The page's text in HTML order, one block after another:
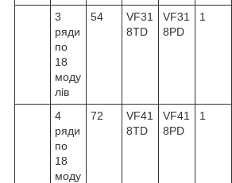
3
ряди
по
18
моду
лів
54
VF31
8TD
VF31
8PD
1
4
ряди
по
18
моду
72
VF41
8TD
VF41
8PD
1